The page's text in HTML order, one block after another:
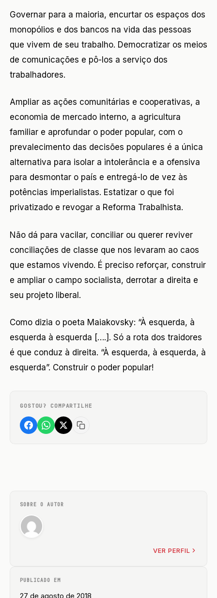
Governar para a maioria, encurtar os espaços dos
monopólios e dos bancos na vida das pessoas
que vivem de seu trabalho. Democratizar os meios
de comunicações e pô-los a serviço dos
trabalhadores.
Ampliar as ações comunitárias e cooperativas, a
economia de mercado interno, a agricultura
familiar e aprofundar o poder popular, com o
prevalecimento das decisões populares é a única
alternativa para isolar a intolerância e a ofensiva
para desmontar o país e entregá-lo de vez às
potências imperialistas. Estatizar o que foi
privatizado e revogar a Reforma Trabalhista.
Não dá para vacilar, conciliar ou querer reviver
conciliações de classe que nos levaram ao caos
que estamos vivendo. É preciso reforçar, construir
e ampliar o campo socialista, derrotar a direita e
seu projeto liberal.
Como dizia o poeta Maiakovsky: “À esquerda, à
esquerda à esquerda [….]. Só a rota dos traidores
é que conduz à direita. “À esquerda, à esquerda, à
esquerda”. Construir o poder popular!
GOSTOU? COMPARTILHE
SOBRE O AUTOR
VER PERFIL
PUBLICADO EM
27 de agosto de 2018